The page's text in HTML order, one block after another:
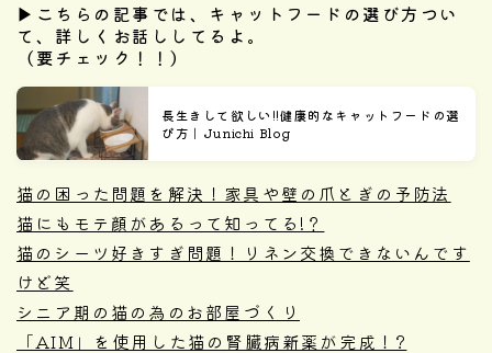
▶︎こちらの記事では、キャットフードの選び方つい
て、詳しくお話ししてるよ。
（要チェック！！）
長生きして欲しい!!健康的なキャットフードの選
び方｜Junichi Blog
猫の困った問題を解決！家具や壁の爪とぎの予防法
猫にもモテ顔があるって知ってる!？
猫のシーツ好きすぎ問題！リネン交換できないんです
けど笑
シニア期の猫の為のお部屋づくり
「AIM」を使用した猫の腎臓病新薬が完成！?